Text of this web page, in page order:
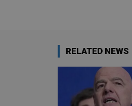
RELATED NEWS